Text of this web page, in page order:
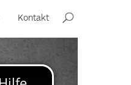
Kontakt